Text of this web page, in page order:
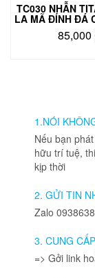
TC030 NHẪN
LA MÃ ĐÍNH ĐÁ
85,000
thể.
có
thể
trên
1.NÓI
Nếu bạn
hữu trí tuệ,
kịp thời
2. GỬI TIN
Zalo
3. CUNG
=> Gởi link